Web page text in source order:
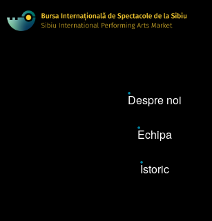
Despre noi
Echipa
Istoric